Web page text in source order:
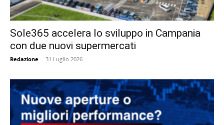
Sole365 accelera lo sviluppo in Campania
con due nuovi supermercati
Redazione - 31 Luglio 2026